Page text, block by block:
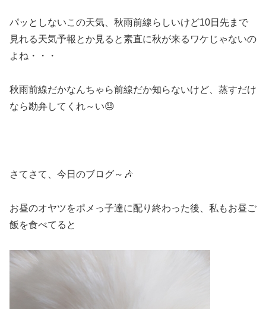
パッとしないこの天気、秋雨前線らしいけど10日先まで
見れる天気予報とか見ると素直に秋が来るワケじゃないの
よね・・・
秋雨前線だかなんちゃら前線だか知らないけど、蒸すだけ
なら勘弁してくれ～い😓
さてさて、今日のブログ～🎶
お昼のオヤツをポメっ子達に配り終わった後、私もお昼ご
飯を食べてると